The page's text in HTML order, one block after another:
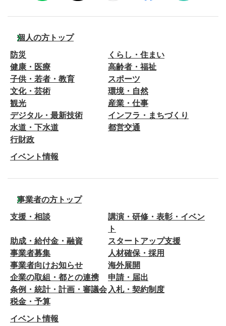
個人の方トップ
防災
くらし・住まい
健康・医療
高齢者・福祉
子供・若者・教育
スポーツ
文化・芸術
環境・自然
観光
産業・仕事
デジタル・最新技術
インフラ・まちづくり
水道・下水道
都営交通
行財政
イベント情報
事業者の方トップ
支援・相談
講演・研修・表彰・イベン
ト
助成・給付金・融資
スタートアップ支援
事業者募集
人材確保・採用
事業者向けお知らせ
海外展開
企業の取組・都との連携
申請・届出
条例・統計・計画・審議会 入札・契約制度
税金・予算
イベント情報